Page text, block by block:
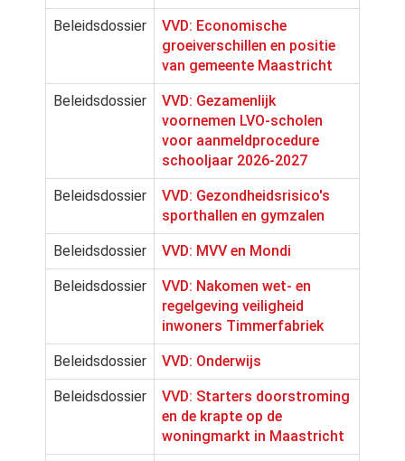
Beleidsdossier
VVD: Economische
groeiverschillen en positie
van gemeente Maastricht
Beleidsdossier
VVD: Gezamenlijk
voornemen LVO-scholen
voor aanmeldprocedure
schooljaar 2026-2027
Beleidsdossier
VVD: Gezondheidsrisico's
sporthallen en gymzalen
Beleidsdossier VVD: MVV en Mondi
Beleidsdossier
VVD: Nakomen wet- en
regelgeving veiligheid
inwoners Timmerfabriek
Beleidsdossier VVD: Onderwijs
Beleidsdossier
VVD: Starters doorstroming
en de krapte op de
woningmarkt in Maastricht